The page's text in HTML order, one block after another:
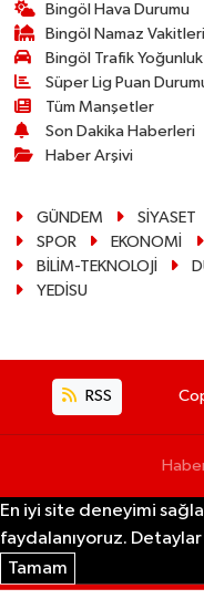
Bingöl Hava Durumu
Bingöl Namaz Vakitleri
Bingöl Trafik
Süper Lig Puan
Tüm Manşetler
Son Dakika Haberleri
Haber Arşivi
GÜNDEM SİYASET
SPOR
EKONOMİ
BİLİM-TEKNOLOJİ
YEDİSU
RSS
Haber
En iyi site deneyimi
faydalanıyoruz. Detaylar
Tamam